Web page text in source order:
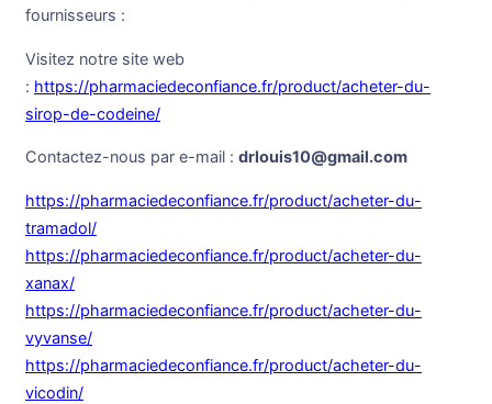
fournisseurs :
Visitez notre site web
: https://pharmaciedeconfiance.fr/product/acheter-du-
sirop-de-codeine/
Contactez-nous par e-mail : drlouis10@gmail.com
https://pharmaciedeconfiance.fr/product/acheter-du-
tramadol/
https://pharmaciedeconfiance.fr/product/acheter-du-
xanax/
https://pharmaciedeconfiance.fr/product/acheter-du-
vyvanse/
https://pharmaciedeconfiance.fr/product/acheter-du-
vicodin/